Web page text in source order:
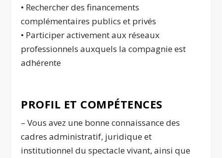
• Rechercher des financements
complémentaires publics et privés
• Participer activement aux réseaux
professionnels auxquels la compagnie est
adhérente
PROFIL ET COMPÉTENCES
– Vous avez une bonne connaissance des
cadres administratif, juridique et
institutionnel du spectacle vivant, ainsi que